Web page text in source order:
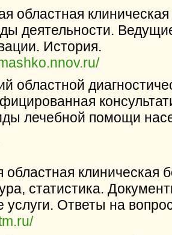
областная
деятельности.
История.
областной
лечебной помощи
областная клиническая
статистика.
Ответы на